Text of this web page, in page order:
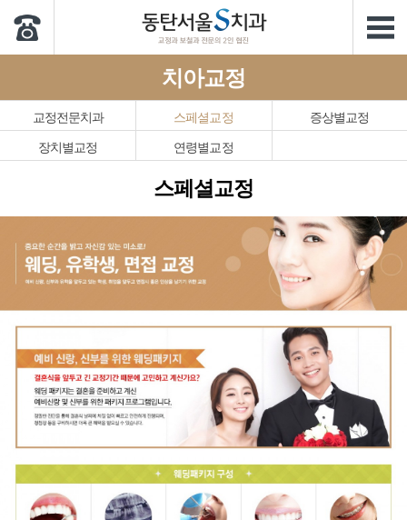
치아교정
교정전문치과 스페셜교정 증상별교정
장치별교정 연령별교정
스페셜교정